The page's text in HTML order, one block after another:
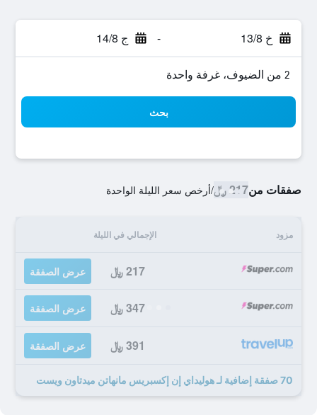
خ 13/8 - ج 14/8
2 من الضيوف، غرفة واحدة
بحث
صفقات من217 ﷼ /أرخص سعر الليلة الواحدة
مزود الإجمالي في الليلة
217 ﷼ عرض الصفقة
347 ﷼ عرض الصفقة
391 ﷼ عرض الصفقة
70 صفقة إضافية لـ هوليداي إن إكسبريس مانهاتن ميدتاون ويست